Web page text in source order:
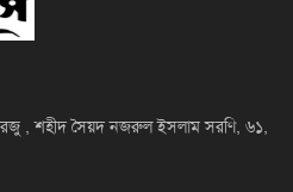
, শহীদ সৈয়দ নজরুল ইসলাম সরণি, ৬১,